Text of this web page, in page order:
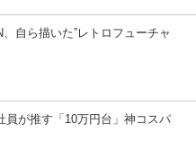
自ら描いた”レトロフューチャ
員が推す「10万円台」神コスパ